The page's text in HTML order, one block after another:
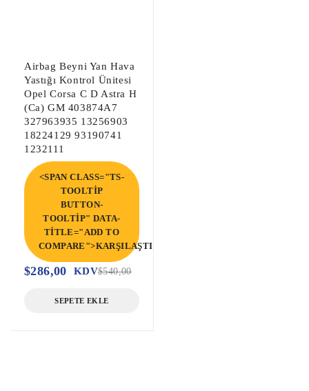
Airbag Beyni Yan Hava
Yastığı Kontrol Ünitesi
Opel Corsa C D Astra H
(Ca) GM 403874A7
327963935 13256903
18224129 93190741
1232111
<SPAN CLASS="TS-
TOOLTIP
BUTTON-
TOOLTIP" DATA-
TITLE="ADD TO
COMPARE">KARŞILAŞTIR</SPAN>
$540,00
$286,00 KDV
SEPETE EKLE